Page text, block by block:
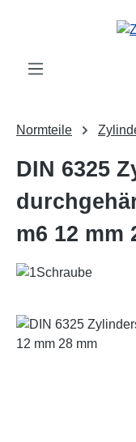
Zum Hauptinhalt
Normteile
DIN 6325
m6 12 mm
Bildergalerie